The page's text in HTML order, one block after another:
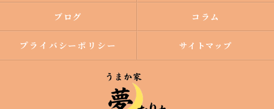
ブログ コラム
プライバシーポリシー サイトマップ